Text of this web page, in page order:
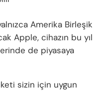
Amerika Birleşik
Apple, cihazın bu yıl
de piyasaya
sizin için uygun